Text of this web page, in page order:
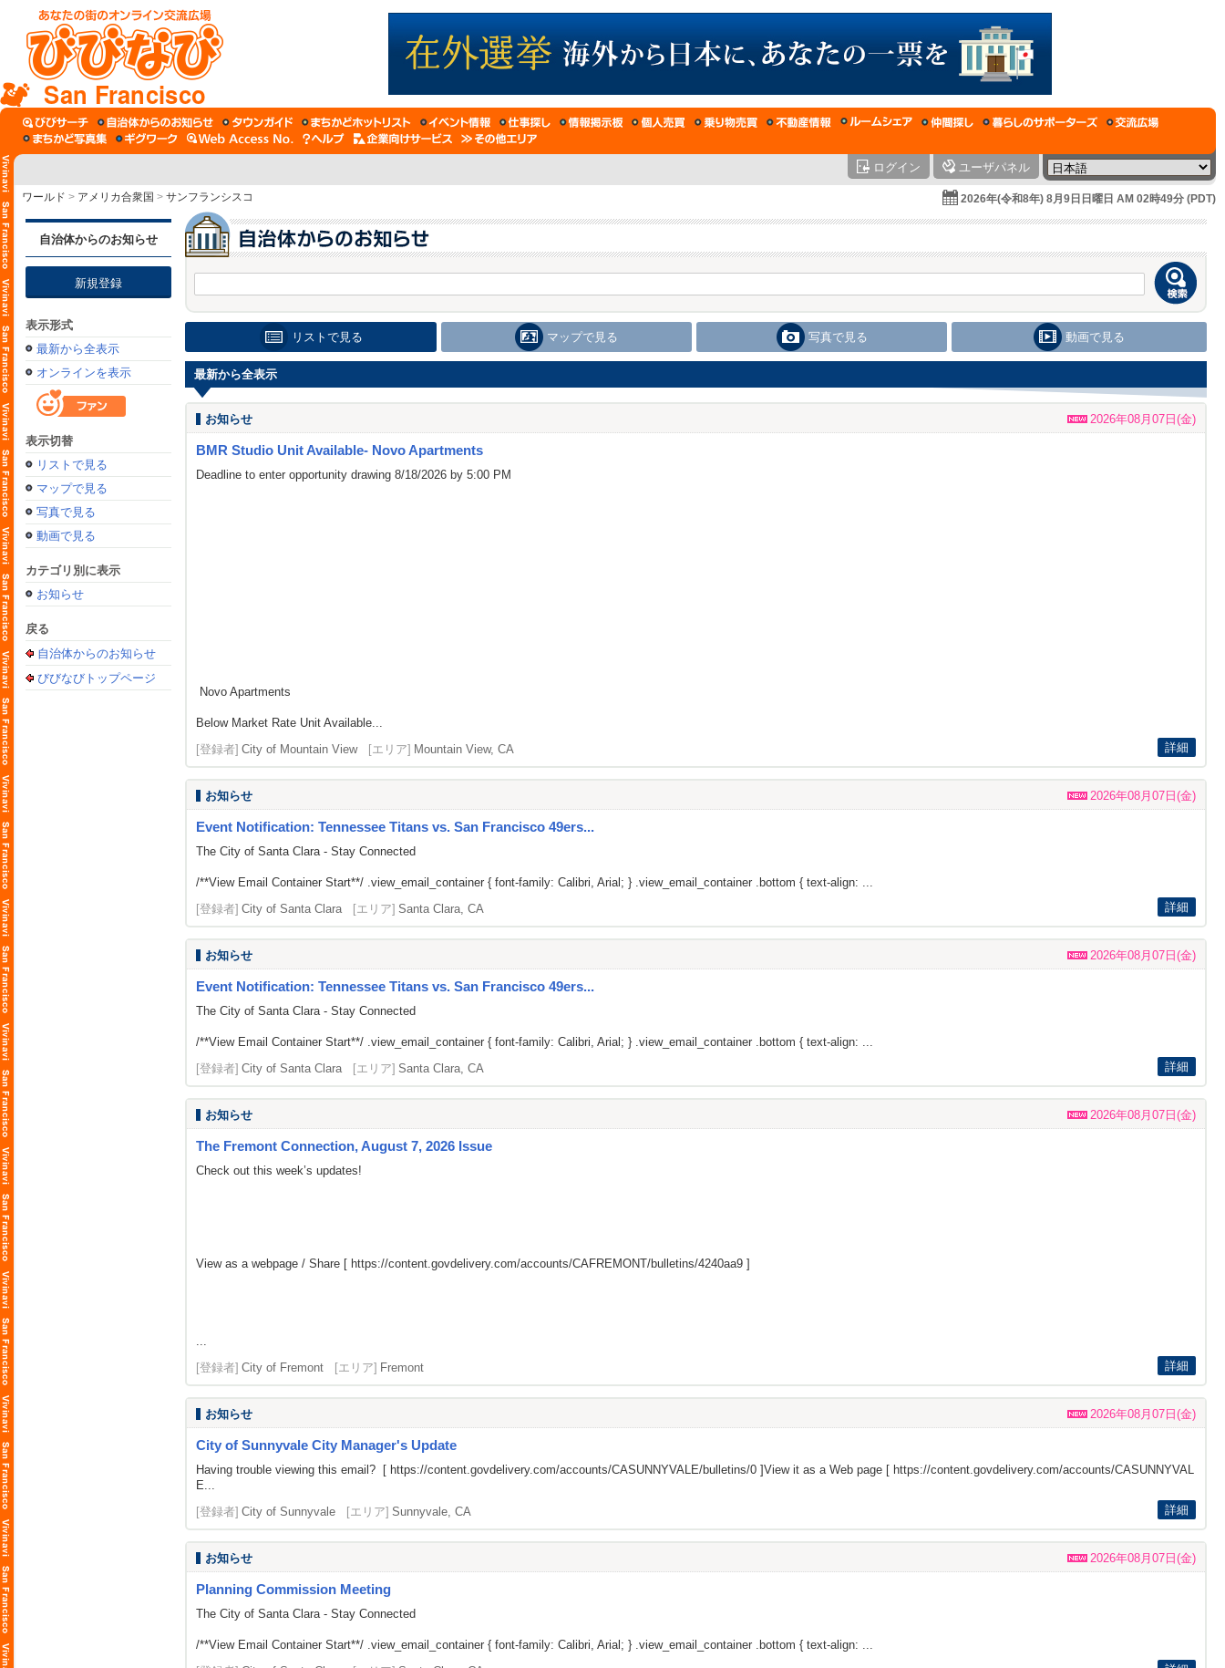
San Francisco
ログイン ユーザパネル
ワールド > アメリカ合衆国 > サンフランシスコ 2026年(令和8年) 8月9日日曜日 AM 02時49分 (PDT)
自治体からのお知らせ
新規登録
表示形式
最新から全表示
オンラインを表示
表示切替
リストで見る
マップで見る
写真で見る
動画で見る
カテゴリ別に表示
お知らせ
戻る
自治体からのお知らせ
びびなびトップページ
リストで見る マップで見る 写真で見る 動画で見る
最新から全表示
お知らせ 2026年08月07日(金)
BMR Studio Unit Available- Novo Apartments
Deadline to enter opportunity drawing 8/18/2026 by 5:00 PM
Novo Apartments
Below Market Rate Unit Available...
[登録者] City of Mountain View [エリア] Mountain View, CA 詳細
お知らせ 2026年08月07日(金)
Event Notification: Tennessee Titans vs. San Francisco 49ers...
The City of Santa Clara - Stay Connected
/**View Email Container Start**/ .view_email_container { font-family: Calibri, Arial; } .view_email_container .bottom { text-align: ...
[登録者] City of Santa Clara [エリア] Santa Clara, CA 詳細
お知らせ 2026年08月07日(金)
Event Notification: Tennessee Titans vs. San Francisco 49ers...
The City of Santa Clara - Stay Connected
/**View Email Container Start**/ .view_email_container { font-family: Calibri, Arial; } .view_email_container .bottom { text-align: ...
[登録者] City of Santa Clara [エリア] Santa Clara, CA 詳細
お知らせ 2026年08月07日(金)
The Fremont Connection, August 7, 2026 Issue
Check out this week’s updates!
View as a webpage / Share [ https://content.govdelivery.com/accounts/CAFREMONT/bulletins/4240aa9 ]
...
[登録者] City of Fremont [エリア] Fremont 詳細
お知らせ 2026年08月07日(金)
City of Sunnyvale City Manager's Update
Having trouble viewing this email? [ https://content.govdelivery.com/accounts/CASUNNYVALE/bulletins/0 ]View it as a Web page [ https://content.govdelivery.com/accounts/CASUNNYVAL
E...
[登録者] City of Sunnyvale [エリア] Sunnyvale, CA 詳細
お知らせ 2026年08月07日(金)
Planning Commission Meeting
The City of Santa Clara - Stay Connected
/**View Email Container Start**/ .view_email_container { font-family: Calibri, Arial; } .view_email_container .bottom { text-align: ...